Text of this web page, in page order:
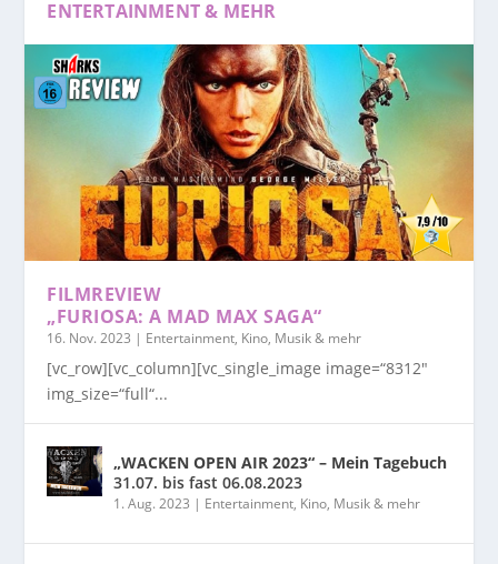
ENTERTAINMENT & MEHR
FILMREVIEW
„FURIOSA: A MAD MAX SAGA“
16. Nov. 2023 | Entertainment, Kino, Musik & mehr
[vc_row][vc_column][vc_single_image image=“8312″
img_size=“full“...
„WACKEN OPEN AIR 2023“ – Mein Tagebuch
31.07. bis fast 06.08.2023
1. Aug. 2023 | Entertainment, Kino, Musik & mehr